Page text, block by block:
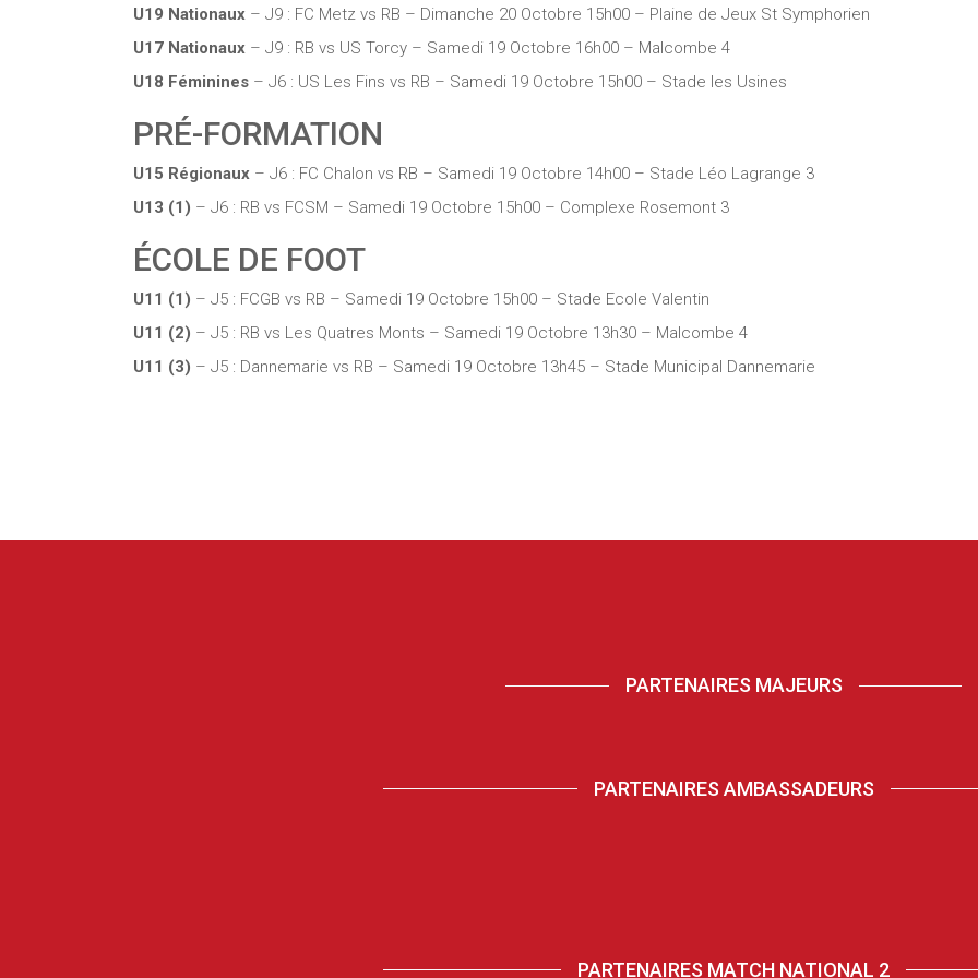
U19 Nationaux – J9 : FC Metz vs RB – Dimanche 20 Octobre 15h00 – Plaine de Jeux St Symphorien
U17 Nationaux – J9 : RB vs US Torcy – Samedi 19 Octobre 16h00 – Malcombe 4
U18 Féminines – J6 : US Les Fins vs RB – Samedi 19 Octobre 15h00 – Stade les Usines
PRÉ-FORMATION
U15 Régionaux – J6 : FC Chalon vs RB – Samedi 19 Octobre 14h00 – Stade Léo Lagrange 3
U13 (1) – J6 : RB vs FCSM – Samedi 19 Octobre 15h00 – Complexe Rosemont 3
ÉCOLE DE FOOT
U11 (1) – J5 : FCGB vs RB – Samedi 19 Octobre 15h00 – Stade Ecole Valentin
U11 (2) – J5 : RB vs Les Quatres Monts – Samedi 19 Octobre 13h30 – Malcombe 4
U11 (3) – J5 : Dannemarie vs RB – Samedi 19 Octobre 13h45 – Stade Municipal Dannemarie
PARTENAIRES MAJEURS
PARTENAIRES AMBASSADEURS
PARTENAIRES MATCH NATIONAL 2